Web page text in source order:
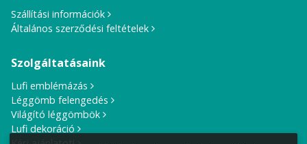
Szállítási információk
Általános szerződési feltételek
Szolgáltatásaink
Lufi emblémázás
Léggömb felengedés
Világító léggömbök
Lufi dekoráció